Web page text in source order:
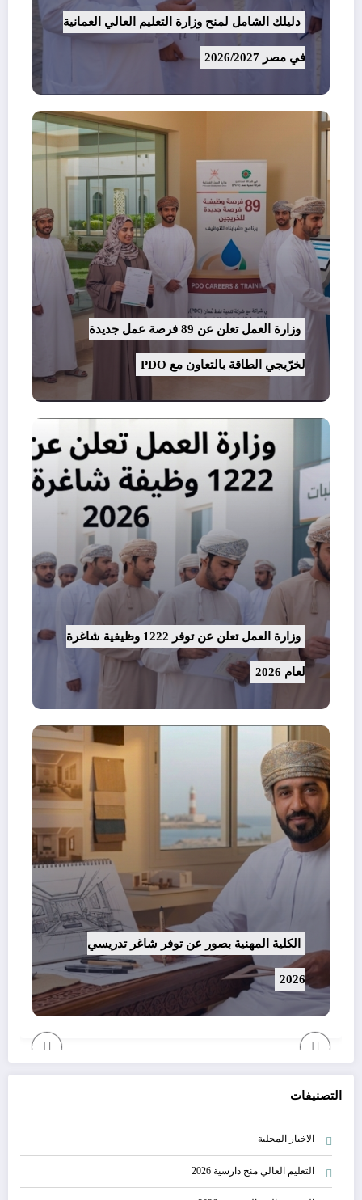
دليلك الشامل لمنح وزارة التعليم العالي العمانية
في مصر 2026/2027
وزارة العمل تعلن عن 89 فرصة عمل جديدة
لخرّيجي الطاقة بالتعاون مع PDO
وزارة العمل تعلن عن توفر 1222 وظيفية شاغرة
لعام 2026
الكلية المهنية بصور عن توفر شاغر تدريسي
2026
التصنيفات
الاخبار المحلية
التعليم العالي منح دارسية 2026